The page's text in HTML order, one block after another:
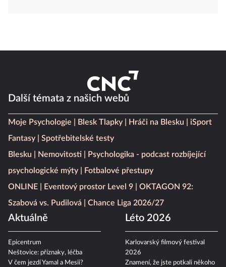
Další témata z našich webů
Moje Psychologie Blesk Tlapky Hráči na Blesku
iSport
Fantasy
Spotřebitelské testy
Blesku
Nemovitosti
Psychologika - podcast rozbíjející
psychologické mýty
Fotbalové přestupy
ONLINE
Eventový prostor Level 9
OKTAGON 92:
Szabová vs. Pudilová
Chance Liga 2026/27
Aktuálně
Epicentrum
Neštovice: příznaky, léčba
V čem jezdí Yamal a Mesii?
Léto 2026
Karlovarský filmový festival
2026
Znamení, že jste potkali někoho